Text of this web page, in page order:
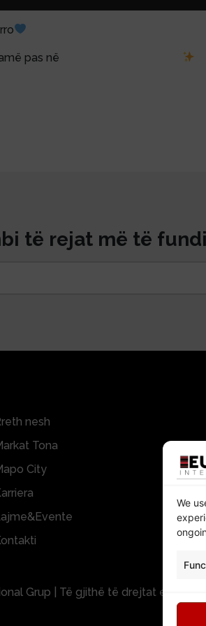
We
pas në
të rejat më të
nesh
Tona
City
Grup | Të gjithë të drejtat e